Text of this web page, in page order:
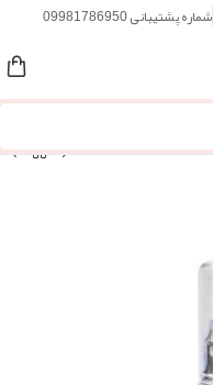
شماره پشتیبانی 09981786950